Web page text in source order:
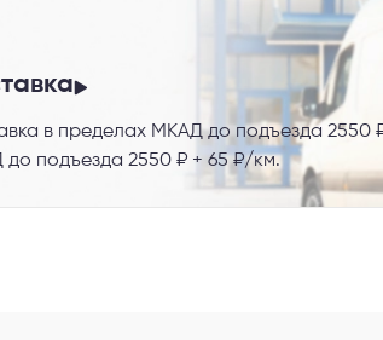
в пределах МКАД до подъезда 2550
подъезда 2550 ₽ + 65 ₽/км.
Выберите